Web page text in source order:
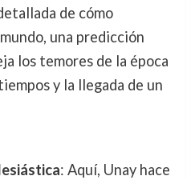
de cómo
una predicción
los temores de la época
y la llegada de un
: Aquí, Unay hace